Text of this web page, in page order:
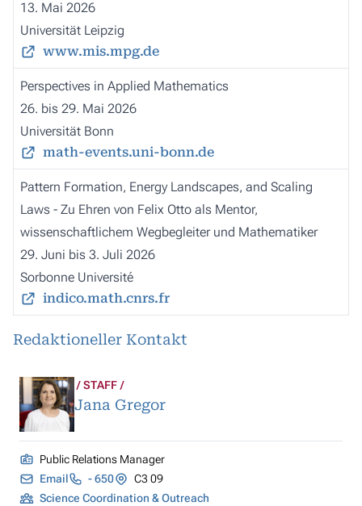
13. Mai 2026
Universität Leipzig
www.mis.mpg.de
Perspectives in Applied Mathematics
26. bis 29. Mai 2026
Universität Bonn
math-events.uni-bonn.de
Pattern Formation, Energy Landscapes, and Scaling
Laws - Zu Ehren von Felix Otto als Mentor,
wissenschaftlichem Wegbegleiter und Mathematiker
29. Juni bis 3. Juli 2026
Sorbonne Université
indico.math.cnrs.fr
Redaktioneller Kontakt
STAFF
Jana Gregor
Public Relations Manager
Email
- 650
C3 09
Science Coordination & Outreach